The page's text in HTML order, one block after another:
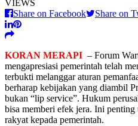
VIEWS
Share on Facebook
Share on
KORAN MERAPI – Forum
mengapresiasi pemerintah telah
terbukti melanggar aturan
berharap kebijakan yang diambil
bukan “lip service”. Hukum
bisa memberi efek jera. Ini
rakyat kepada pemerintah.